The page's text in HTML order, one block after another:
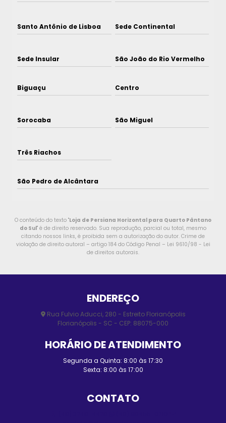
Santo Antônio de Lisboa Sede Continental
Sede Insular São João do Rio Vermelho
Biguaçu Centro
Sorocaba São Miguel
Três Riachos
São Pedro de Alcântara
O conteúdo do texto "Loja de Persiana Horizontal para Quarto Pântano
do Sul" é de direito reservado. Sua reprodução, parcial ou total, mesmo
citando nossos links, é proibida sem a autorização do autor. Crime de
violação de direito autoral – artigo 184 do Código Penal – Lei 9610/98 - Lei
de direitos autorais.
ENDEREÇO
Rua Fulvio Aducci, 280 - Estreito Florianópolis
Florianópolis - SC - CEP: 88075-000
HORÁRIO DE ATENDIMENTO
Segunda a Quinta: 8:00 às 17:30
Sexta: 8:00 às 17:00
CONTATO